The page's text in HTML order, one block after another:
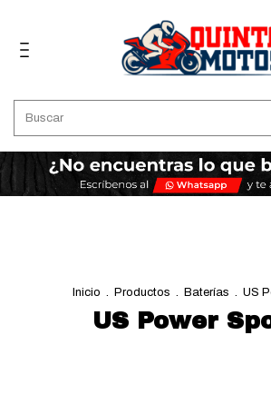
Inicio . Productos . Baterías . US
US Power